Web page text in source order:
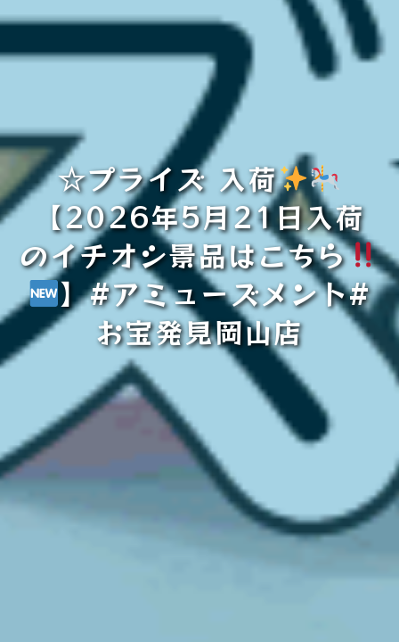
☆プライズ 入荷
【2026年5月21日入荷
のイチオシ景品はこちら
】#アミューズメント#
お宝発見岡山店